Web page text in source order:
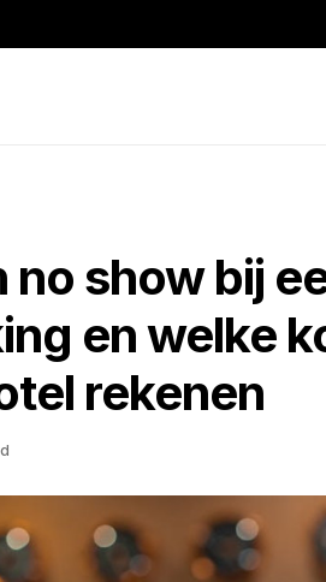
no show bij
en welke
rekenen